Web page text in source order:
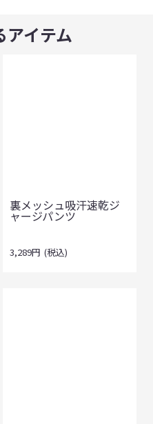
アイテム
裏メッシュ吸汗速乾ジ
ャージパンツ
3,289円 (税込)